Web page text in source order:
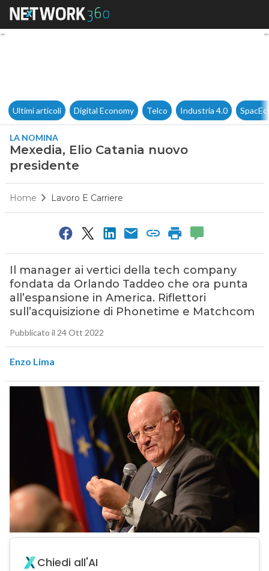
Mexedia, Elio Catania nuovo
Ultimi articoli Digital Economy Telco Industria 4.0
LA NOMINA
Mexedia, Elio Catania nuovo
presidente
Home Lavoro E Carriere
Il manager ai vertici della tech company
fondata da Orlando Taddeo che ora punta
all’espansione in America. Riflettori
sull’acquisizione di Phonetime e Matchcom
Pubblicato il 24 Ott 2022
Enzo Lima
Chiedi all'AI